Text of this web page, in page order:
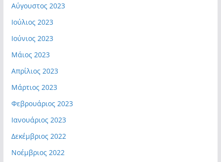
Αύγουστος 2023
Ιούλιος 2023
Ιούνιος 2023
Μάιος 2023
Απρίλιος 2023
Μάρτιος 2023
Φεβρουάριος 2023
Ιανουάριος 2023
Δεκέμβριος 2022
Νοέμβριος 2022